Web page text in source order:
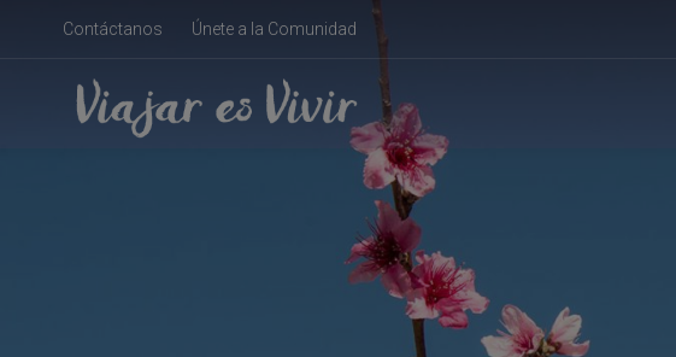
Contáctanos Únete a la Comunidad